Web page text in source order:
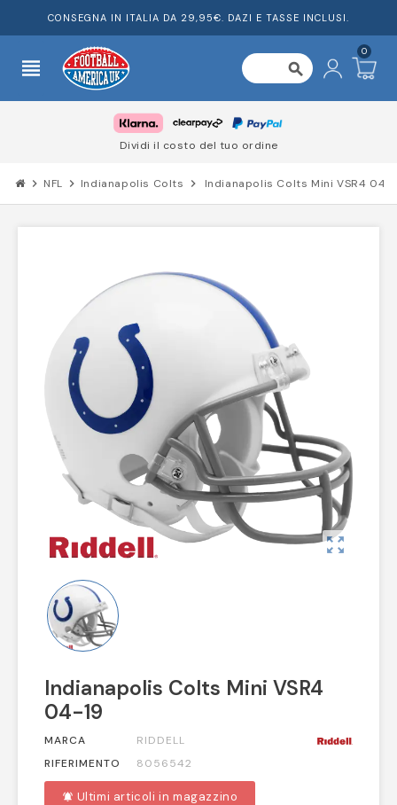
CONSEGNA IN ITALIA DA 29,95€. DAZI E TASSE INCLUSI.
view_headline search
0
Dividi il costo del tuo ordine
chevron_right NFL chevron_right Indianapolis Colts chevron_right Indianapolis Colts Mini VSR4 04-
zoom_out_map
Indianapolis Colts Mini VSR4
04-19
MARCA
RIDDELL
RIFERIMENTO
8056542
notifications_active Ultimi articoli in magazzino